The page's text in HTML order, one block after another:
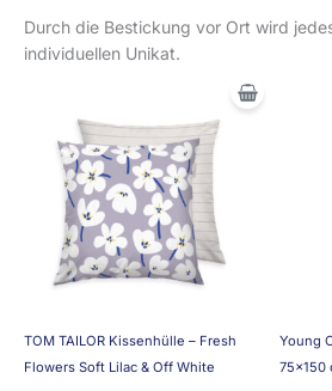
Durch die Bestickung vor Ort wird
individuellen Unikat.
TOM TAILOR Kissenhülle – Fresh
Flowers Soft Lilac & Off White
Young
75×150